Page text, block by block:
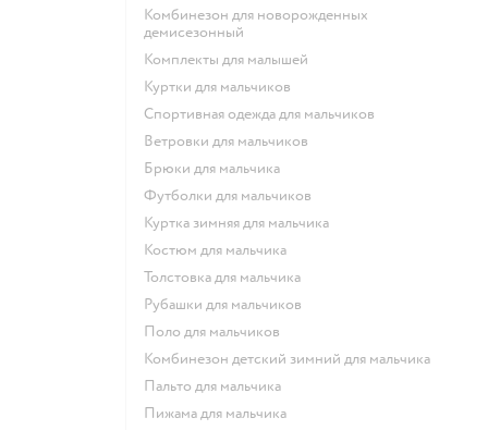
Комбинезон для новорожденных
демисезонный
Комплекты для малышей
Куртки для мальчиков
Спортивная одежда для мальчиков
Ветровки для мальчиков
Брюки для мальчика
Футболки для мальчиков
Куртка зимняя для мальчика
Костюм для мальчика
Толстовка для мальчика
Рубашки для мальчиков
Поло для мальчиков
Комбинезон детский зимний для мальчика
Пальто для мальчика
Пижама для мальчика